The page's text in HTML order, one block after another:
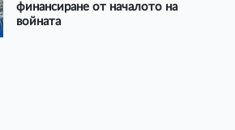
финансиране от началото на
войната